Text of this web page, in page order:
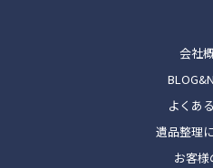
会社
よくあ
遺品整理
お客様